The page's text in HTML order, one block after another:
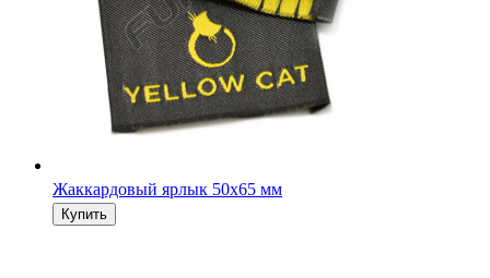
Жаккардовый ярлык 50х65 мм